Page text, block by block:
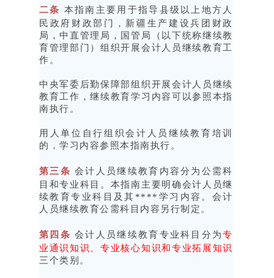
二条 本指南主要用于指导县级以上地方人
民政府财政部门，新疆生产建设兵团财政
局，中直管理局，国管局（以下统称继续教
育管理部门）组织开展会计人员继续教育工
作。
中央军委后勤保障部组织开展会计人员继续
教育工作，继续教育学习内容可以参照本指
南执行。
用人单位自行组织会计人员继续教育培训
的，学习内容参照本指南执行。
第三条 会计人员继续教育内容分为公需科
目和专业科目。本指南主要明确会计人员继
续教育专业科目及其****学习内容。会计
人员继续教育公需科目内容另行制定。
第四条 会计人员继续教育专业科目分为专
业通识知识、专业核心知识和专业拓展知识
三个类别。